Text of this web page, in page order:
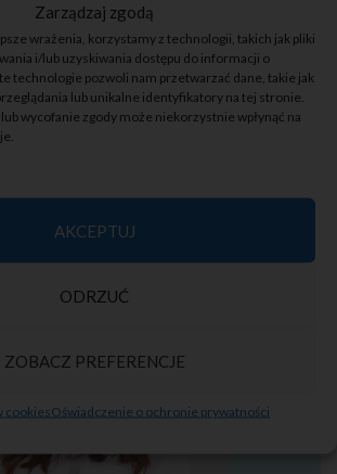
Zarządzaj zgodą
wrażenia, korzystamy z technologii, takich jak pliki
i/lub uzyskiwania dostępu do informacji o
technologie pozwoli nam przetwarzać dane, takie jak
lub unikalne identyfikatory na tej stronie.
wycofanie zgody może niekorzystnie wpłynąć na
AKCEPTUJ
ODRZUĆ
ZOBACZ PREFERENCJE
cookiesOświadczenie o ochronie prywatności
N. MED. WOJCIECH ELIASZ